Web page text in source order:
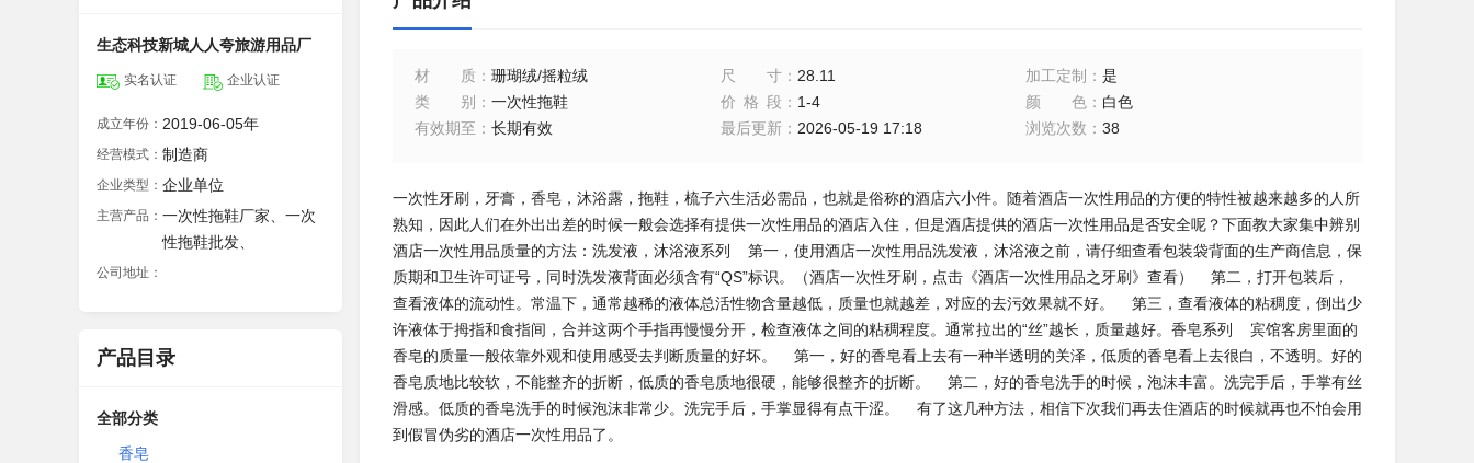
生态科技新城人人夸旅游用品厂
实名认证 企业认证
成立年份： 2019-06-05年
经营模式： 制造商
企业类型： 企业单位
主营产品： 一次性拖鞋厂家、一次
性拖鞋批发、
公司地址：
产品目录
全部分类
香皂
材质 ： 珊瑚绒/摇粒绒 尺寸： 28.11 加工定制 ：是
类别 ： 一次性拖鞋 价格段： 1-4 颜色 ： 白色
有效期至 ： 长期有效 最后更新： 2026-05-19 17:18 浏览次数 ：38
一次性牙刷，牙膏，香皂，沐浴露，拖鞋，梳子六生活必需品，也就是俗称的酒店六小件。随着酒店一次性用品的方便的特性被越来越多的人所
熟知，因此人们在外出出差的时候一般会选择有提供一次性用品的酒店入住，但是酒店提供的酒店一次性用品是否安全呢？下面教大家集中辨别
酒店一次性用品质量的方法：洗发液，沐浴液系列 第一，使用酒店一次性用品洗发液，沐浴液之前，请仔细查看包装袋背面的生产商信息，保
质期和卫生许可证号，同时洗发液背面必须含有“QS”标识。（酒店一次性牙刷，点击《酒店一次性用品之牙刷》查看） 第二，打开包装后，
查看液体的流动性。常温下，通常越稀的液体总活性物含量越低，质量也就越差，对应的去污效果就不好。 第三，查看液体的粘稠度，倒出少
许液体于拇指和食指间，合并这两个手指再慢慢分开，检查液体之间的粘稠程度。通常拉出的“丝”越长，质量越好。香皂系列 宾馆客房里面的
香皂的质量一般依靠外观和使用感受去判断质量的好坏。 第一，好的香皂看上去有一种半透明的关泽，低质的香皂看上去很白，不透明。好的
香皂质地比较软，不能整齐的折断，低质的香皂质地很硬，能够很整齐的折断。 第二，好的香皂洗手的时候，泡沫丰富。洗完手后，手掌有丝
滑感。低质的香皂洗手的时候泡沫非常少。洗完手后，手掌显得有点干涩。 有了这几种方法，相信下次我们再去住酒店的时候就再也不怕会用
到假冒伪劣的酒店一次性用品了。